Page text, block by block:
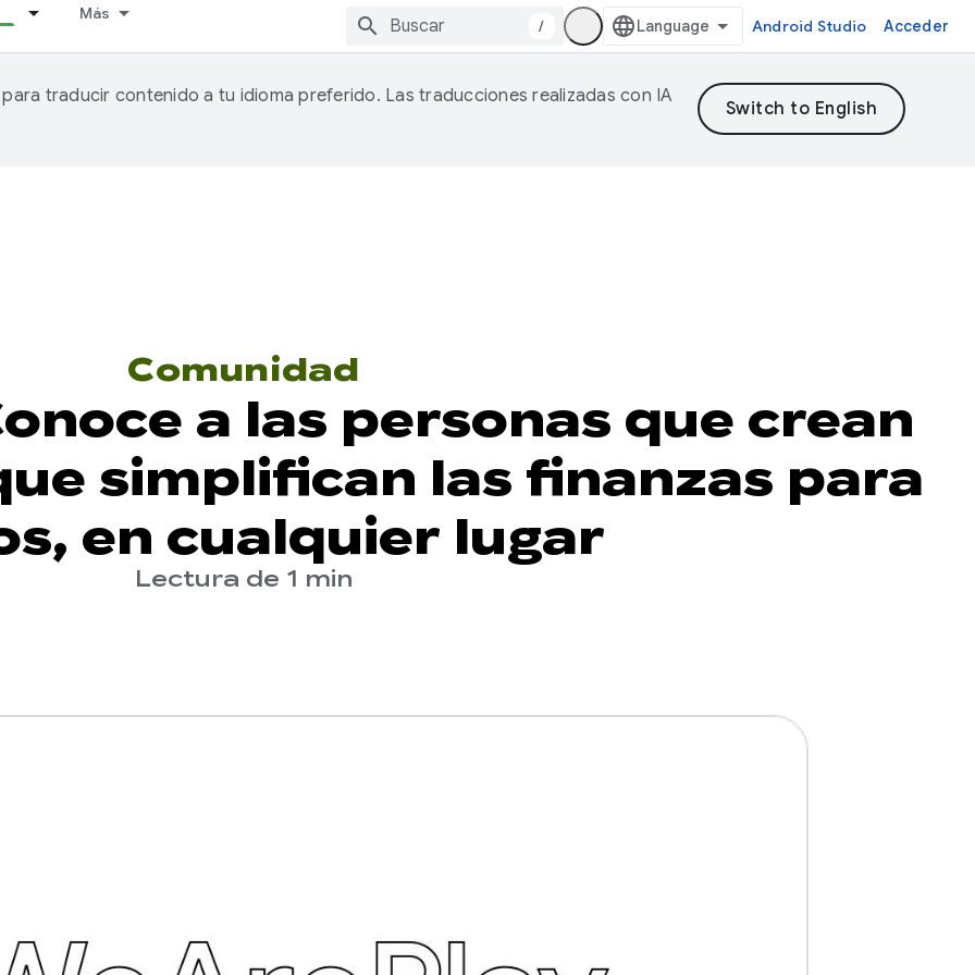
Más
/ Android Studio Acceder
traducir contenido a tu idioma preferido. Las traducciones realizadas con IA
Comunidad
a las personas que crean
simplifican las finanzas para
en cualquier lugar
Lectura de 1 min